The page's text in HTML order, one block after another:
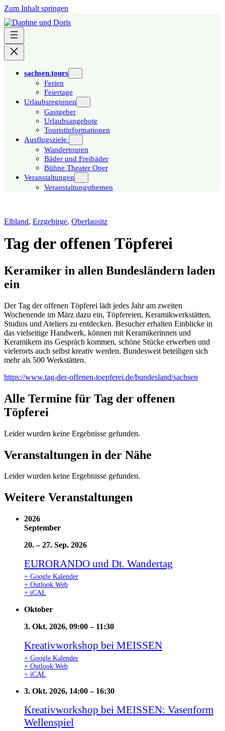
Zum Inhalt springen
sachsen.tours
Ferien
Feiertage
Urlaubsregionen
Gastgeber
Urlaubsangebote
Touristinformationen
Ausflugsziele
Wandertouren
Bäder und Freibäder
Bühne Theater Oper
Veranstaltungen
Veranstaltungsthemen
Elbland, Erzgebirge, Oberlausitz
Tag der offenen Töpferei
Keramiker in allen Bundesländern laden
ein
Der Tag der offenen Töpferei lädt jedes Jahr am zweiten
Wochenende im März dazu ein, Töpfereien, Keramikwerkstätten,
Studios und Ateliers zu entdecken. Besucher erhalten Einblicke in
das vielseitige Handwerk, können mit Keramikerinnen und
Keramikern ins Gespräch kommen, schöne Stücke erwerben und
vielerorts auch selbst kreativ werden. Bundesweit beteiligen sich
mehr als 500 Werkstätten.
https://www.tag-der-offenen-toepferei.de/bundesland/sachsen
Alle Termine für Tag der offenen
Töpferei
Leider wurden keine Ergebnisse gefunden.
Veranstaltungen in der Nähe
Leider wurden keine Ergebnisse gefunden.
Weitere Veranstaltungen
2026
September
20.–27. Sep. 2026
EURORANDO und Dt. Wandertag
+ Google Kalender
+ Outlook Web
+ iCAL
Oktober
3. Okt. 2026, 09:00–11:30
Kreativworkshop bei MEISSEN
+ Google Kalender
+ Outlook Web
+ iCAL
3. Okt. 2026, 14:00–16:30
Kreativworkshop bei MEISSEN: Vasenform
Wellenspiel